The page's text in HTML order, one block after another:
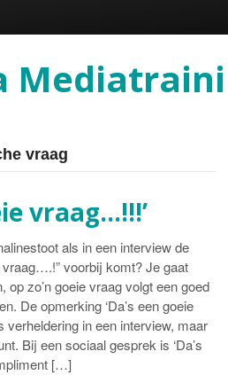
vraag
vraag…!!!’
als in een interview de
vraag….!” voorbij komt? Je gaat
zo’n goeie vraag volgt een goed
De opmerking ‘Da’s een goeie
in een interview, maar
Bij een sociaal gesprek is ‘Da’s
[…]